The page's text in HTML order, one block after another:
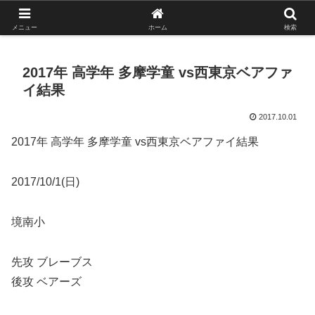
がんばれ！フルスイング！境南ブレーブス！
2017年 高学年 多摩学童 vs西東京ベアファ
イ結果
2017.10.01
2017年 高学年 多摩学童 vs西東京ベアファイ結果
2017/10/1(日)
境南小
先攻 ブレーブス
後攻 ベアーズ
メニュー ホーム 検索